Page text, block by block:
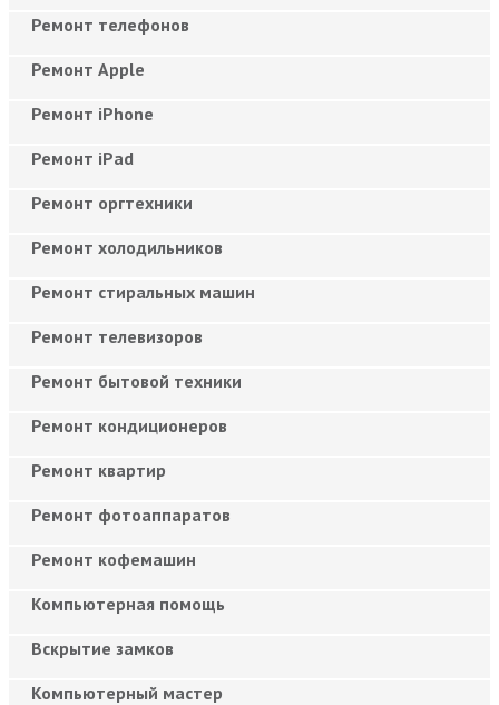
Ремонт телефонов
Ремонт Apple
Ремонт iPhone
Ремонт iPad
Ремонт оргтехники
Ремонт холодильников
Ремонт стиральных машин
Ремонт телевизоров
Ремонт бытовой техники
Ремонт кондиционеров
Ремонт квартир
Ремонт фотоаппаратов
Ремонт кофемашин
Компьютерная помощь
Вскрытие замков
Компьютерный мастер